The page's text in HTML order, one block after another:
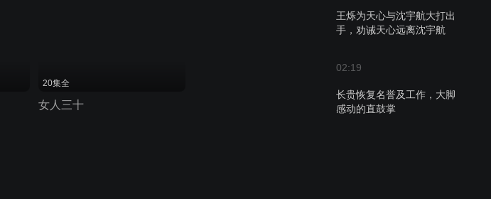
王烁为天心与沈宇航大打出
手，劝诫天心远离沈宇航
02:19
长贵恢复名誉及工作，大脚
感动的直鼓掌
20集全
女人三十